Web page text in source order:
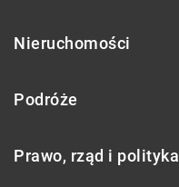
Nieruchomości
Podróże
Prawo, rząd i polityka